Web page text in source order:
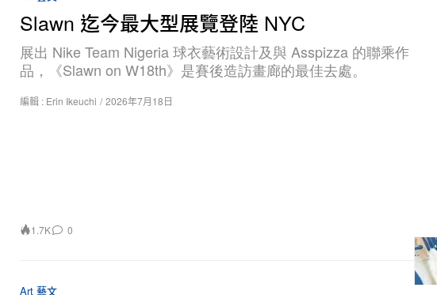
Slawn 迄今最大型展覽登陸 NYC
展出 Nike Team Nigeria 球衣藝術設計及與 Asspizza 的聯乘作
品，《Slawn on W18th》是賽後造訪畫廊的最佳去處。
編輯 : Erin Ikeuchi / 2026年7月18日
1.7K 0
Art 藝文